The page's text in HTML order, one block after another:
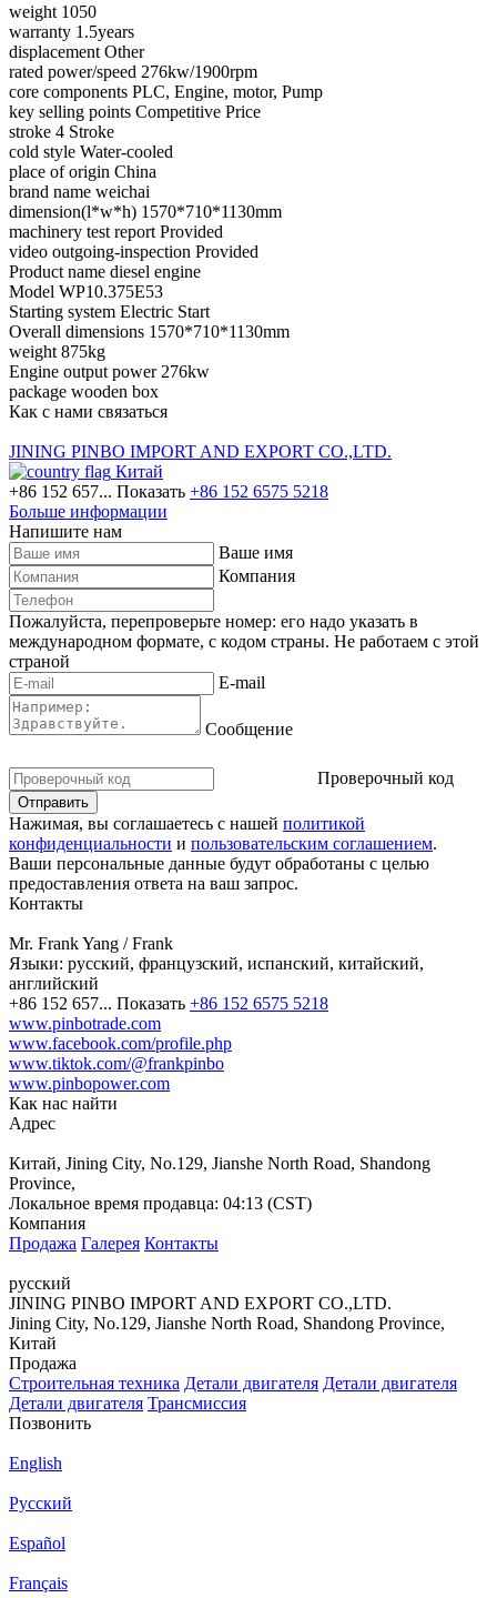
weight 1050
warranty 1.5years
displacement Other
rated power/speed 276kw/1900rpm
core components PLC, Engine, motor, Pump
key selling points Competitive Price
stroke 4 Stroke
cold style Water-cooled
place of origin China
brand name weichai
dimension(l*w*h) 1570*710*1130mm
machinery test report Provided
video outgoing-inspection Provided
Product name diesel engine
Model WP10.375E53
Starting system Electric Start
Overall dimensions 1570*710*1130mm
weight 875kg
Engine output power 276kw
package wooden box
Как с нами связаться
JINING PINBO IMPORT AND EXPORT CO.,LTD.
Китай
+86 152 657... Показать +86 152 6575 5218
Больше информации
Напишите нам
Ваше имя
Компания
Пожалуйста, перепроверьте номер: его надо указать в
международном формате, с кодом страны. Не работаем с этой
страной
E-mail
Сообщение
Проверочный код
Нажимая, вы соглашаетесь с нашей политикой
конфиденциальности и пользовательским соглашением.
Ваши персональные данные будут обработаны с целью
предоставления ответа на ваш запрос.
Контакты
Mr. Frank Yang / Frank
Языки: русский, французский, испанский, китайский,
английский
+86 152 657... Показать +86 152 6575 5218
www.pinbotrade.com
www.facebook.com/profile.php
www.tiktok.com/@frankpinbo
www.pinbopower.com
Как нас найти
Адрес
Китай, Jining City, No.129, Jianshe North Road, Shandong
Province,
Локальное время продавца: 04:13 (CST)
Компания
Продажа Галерея Контакты
русский
JINING PINBO IMPORT AND EXPORT CO.,LTD.
Jining City, No.129, Jianshe North Road, Shandong Province,
Китай
Продажа
Строительная техника Детали двигателя Детали двигателя
Детали двигателя Трансмиссия
Позвонить
English
Русский
Español
Français